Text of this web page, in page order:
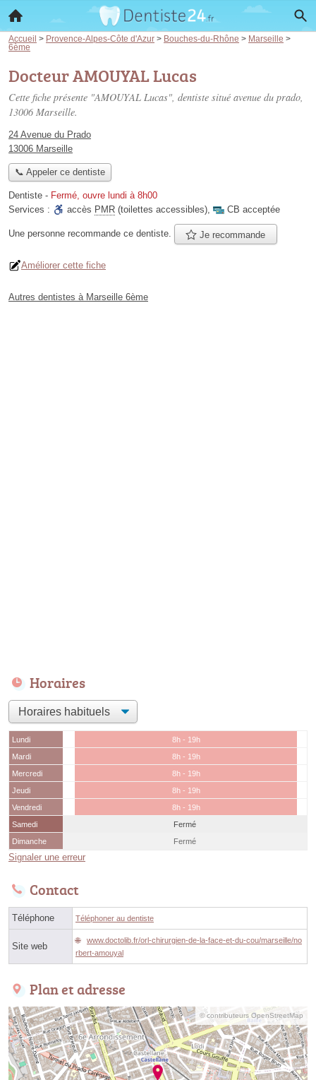
Accueil > Provence-Alpes-Côte d'Azur > Bouches-du-Rhône > Marseille >
6ème
Docteur AMOUYAL Lucas
Cette fiche présente "AMOUYAL Lucas", dentiste situé avenue du prado,
13006 Marseille.
24 Avenue du Prado
13006 Marseille
📞 Appeler ce dentiste
Dentiste - Fermé, ouvre lundi à 8h00
Services :
accès PMR (toilettes accessibles), CB acceptée
Une personne recommande ce dentiste. Je recommande
Améliorer cette fiche
Autres dentistes à Marseille 6ème
Horaires
Lundi
8h - 19h
Mardi
8h - 19h
Mercredi
8h - 19h
Jeudi
8h - 19h
Vendredi
8h - 19h
Samedi
Fermé
Dimanche
Fermé
Signaler une erreur
Contact
Téléphone Téléphoner au dentiste
Site web
www.doctolib.fr/orl-chirurgien-de-la-face-et-du-cou/marseille/no
rbert-amouyal
Plan et adresse
© contributeurs OpenStreetMap